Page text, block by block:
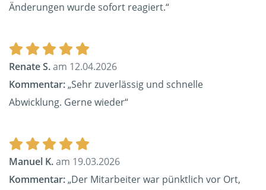
Änderungen wurde sofort reagiert.“
Renate S.am 12.04.2026
Kommentar:„Sehr zuverlässig und schnelle
Abwicklung. Gerne wieder“
Manuel K.am 19.03.2026
Kommentar:„Der Mitarbeiter war pünktlich vor Ort,